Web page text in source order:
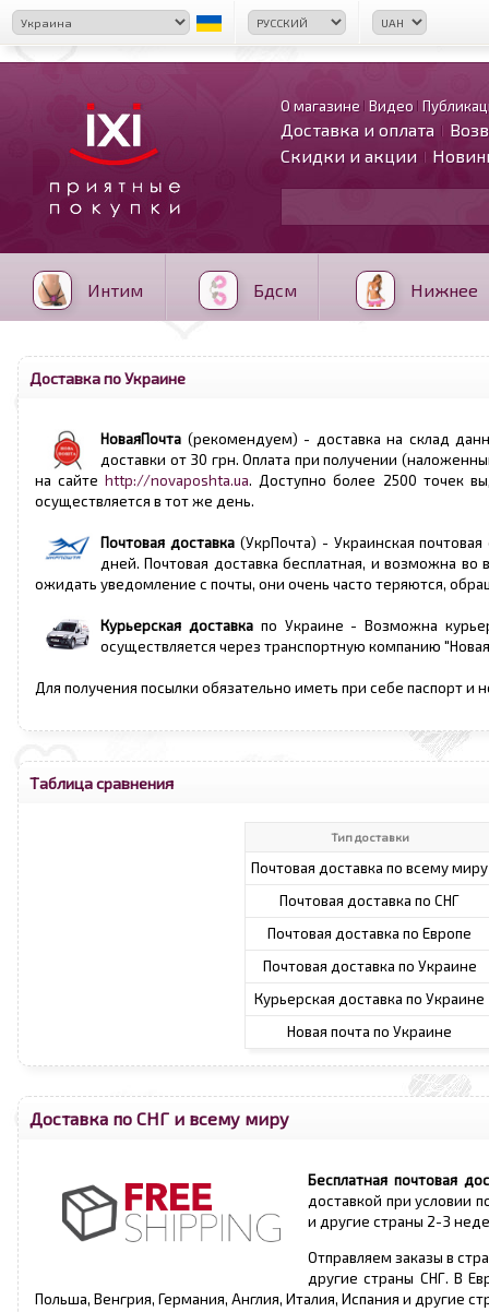
О магазине Видео
Доставка и оплата
Скидки и акции
Интим Бдсм Нижнее
Доставка по Украине
НоваяПочта (рекомендуем) - доставка на склад
доставки от 30 грн. Оплата при получении
на сайтеhttp://novaposhta.ua. Доступно более 2500 точек
осуществляется в тот же день.
Почтовая доставка(УкрПочта) - Украинская
дней. Почтовая доставка бесплатная, и возможна
ожидать уведомление с почты, они очень часто теряются,
Курьерская доставкапо Украине - Возможна
осуществляется через транспортную компанию
Для получения посылки обязательно иметь при себе паспорт и
Таблица сравнения
Тип доставки
Почтовая доставка по всему миру
Почтовая доставка по СНГ
Почтовая доставка по Европе
Почтовая доставка по Украине
Курьерская доставка по Украине
Новая почта по Украине
Доставка по СНГ и всему миру
Бесплатная почтовая
доставкой при условии
и другие страны 2-3
Отправляем заказы в
другие страны СНГ. В
Польша, Венгрия, Германия, Англия, Италия, Испания и другие